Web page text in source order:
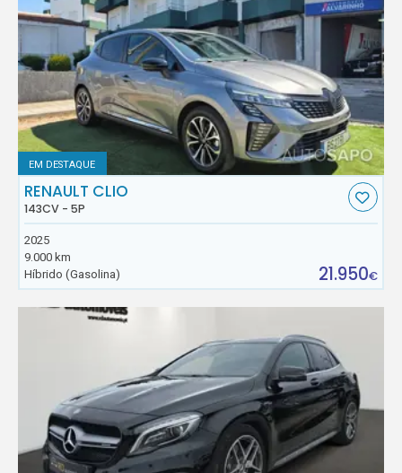
EM DESTAQUE
RENAULT CLIO
143CV - 5P
2025
9.000 km
Híbrido (Gasolina)
21.950€